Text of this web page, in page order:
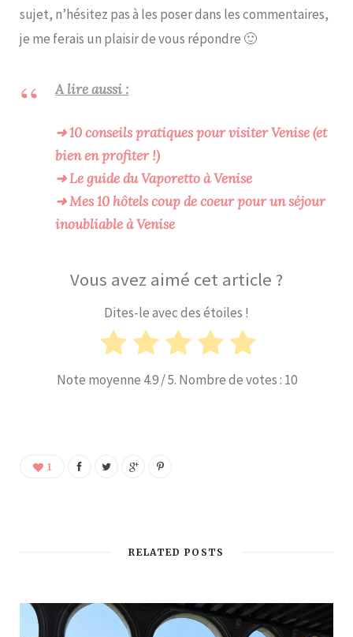
sujet, n’hésitez pas à les poser dans les commentaires,
je me ferais un plaisir de vous répondre 🙂
A lire aussi :
➜ 10 conseils pratiques pour visiter Venise (et
bien en profiter !)
➜ Le guide du Vaporetto à Venise
➜ Mes 10 hôtels coup de coeur pour un séjour
inoubliable à Venise
Vous avez aimé cet article ?
Dites-le avec des étoiles !
Note moyenne 4.9/ 5. Nombre de votes : 10
1
RELATED POSTS